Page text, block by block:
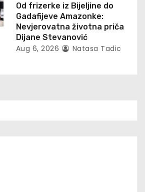
Od frizerke iz Bijeljine do
Gadafijeve Amazonke:
Nevjerovatna životna priča
Dijane Stevanović
Aug 6, 2026 Natasa Tadic